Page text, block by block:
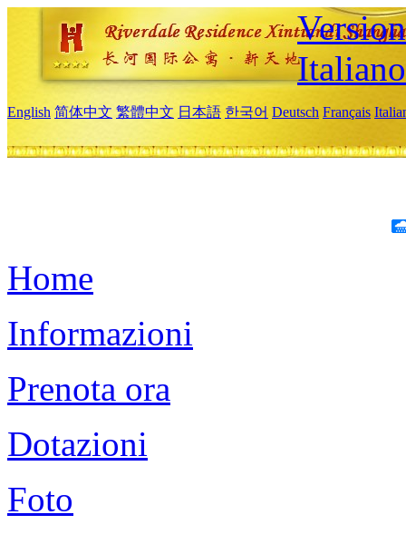
Italiano
English 简体中文 繁體中文 日本語 한국어 Deutsch Français
Home
Informazioni
Prenota ora
Dotazioni
Foto